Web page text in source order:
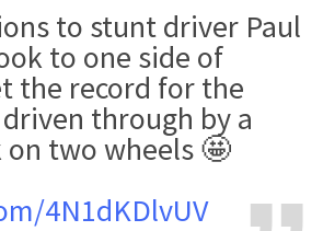
to one side of
the record for the
through by a
two wheels 🤩
4N1dKDlvUV